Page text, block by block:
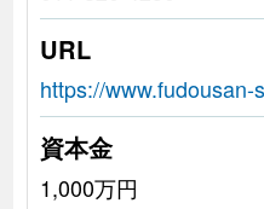
URL
https://www.fudousan-
資本金
1,000万円